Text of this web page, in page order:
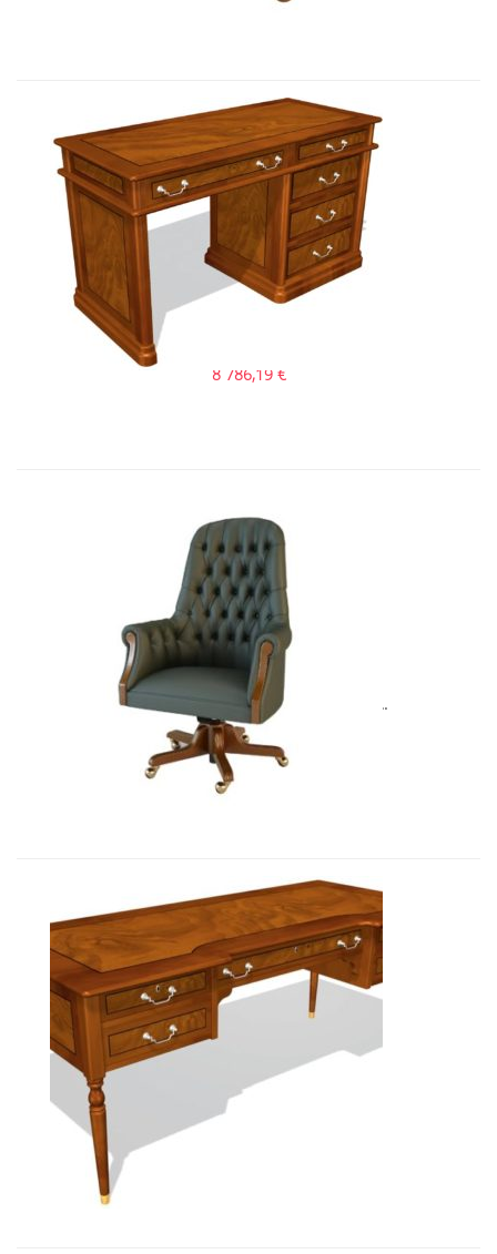
Art&Moble 01123 Стол секретаря �...
8 786,19 €
Art&Moble 01012B Кресло руковод�...
8 283,45€
Art&Moble 01125 Стол руководите...